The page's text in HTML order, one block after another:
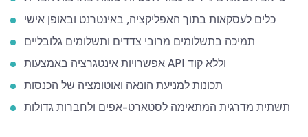
כלים לעסקאות בתוך האפליקציה, באינטרנט ובאופן אישי
תמיכה בתשלומים מרובי צדדים ותשלומים גלובליים
אפשרויות אינטגרציה באמצעות API וללא קוד
תכונות למניעת הונאה ואוטומציה של הכנסות
תשתית מדרגית המתאימה לסטארט-אפים ולחברות גדולות